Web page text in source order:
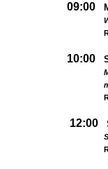
09:00
10:00
12:00